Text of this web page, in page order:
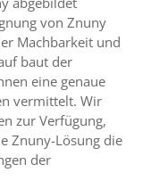
von Znuny
Machbarkeit und
baut der
eine genaue
vermittelt. Wir
zur Verfügung,
Znuny-Lösung die
der